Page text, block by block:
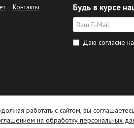
Будь в курсе
Даю согласие на
Контакты
работать с сайтом, вы
на обработку персональных